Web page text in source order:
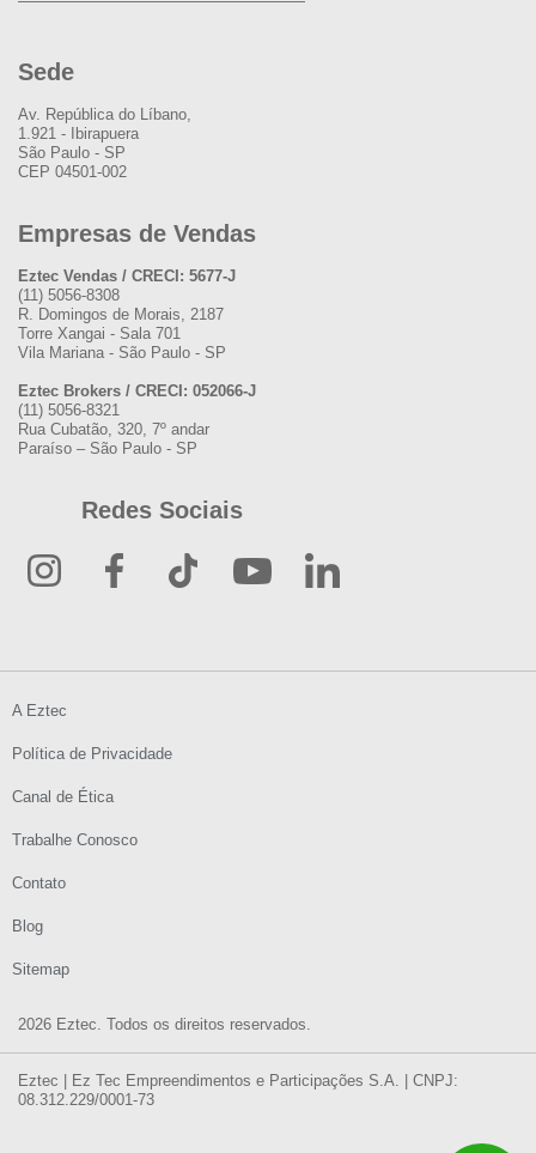
Sede
Av. República do Líbano,
1.921 - Ibirapuera
São Paulo - SP
CEP 04501-002
Empresas de Vendas
Eztec Vendas / CRECI: 5677-J
(11) 5056-8308
R. Domingos de Morais, 2187
Torre Xangai - Sala 701
Vila Mariana - São Paulo - SP
Eztec Brokers / CRECI: 052066-J
(11) 5056-8321
Rua Cubatão, 320, 7º andar
Paraíso – São Paulo - SP
Redes Sociais
2026 Eztec. Todos os direitos reservados.
A Eztec
Política de Privacidade
Canal de Ética
Trabalhe Conosco
Contato
Blog
Sitemap
Eztec | Ez Tec Empreendimentos e Participações S.A. | CNPJ:
08.312.229/0001-73